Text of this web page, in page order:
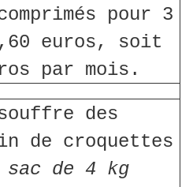
pour 3
euros, soit
par mois.
des
de croquettes
sac de 4 kg